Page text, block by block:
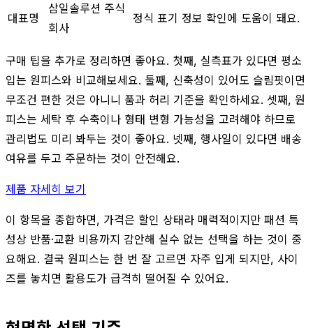
대표명
삼일솔루션 주식
회사
정식 표기 정보 확인에 도움이 돼요.
구매 팁을 추가로 정리하면 좋아요. 첫째, 실측표가 있다면 평소
입는 원피스와 비교해보세요. 둘째, 신축성이 있어도 슬림핏이면
무조건 편한 것은 아니니 품과 허리 기준을 확인하세요. 셋째, 원
피스는 세탁 후 수축이나 형태 변형 가능성을 고려해야 하므로
관리법도 미리 봐두는 것이 좋아요. 넷째, 행사일이 있다면 배송
여유를 두고 주문하는 것이 안전해요.
제품 자세히 보기
이 항목을 종합하면, 가격은 할인 상태라 매력적이지만 패션 특
성상 반품·교환 비용까지 감안해 실수 없는 선택을 하는 것이 중
요해요. 결국 원피스는 한 번 잘 고르면 자주 입게 되지만, 사이
즈를 놓치면 활용도가 급격히 떨어질 수 있어요.